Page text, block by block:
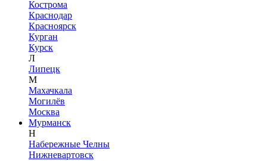
Кострома
Краснодар
Красноярск
Курган
Курск
Л
Липецк
М
Махачкала
Могилёв
Москва
Мурманск
Н
Набережные Челны
Нижневартовск